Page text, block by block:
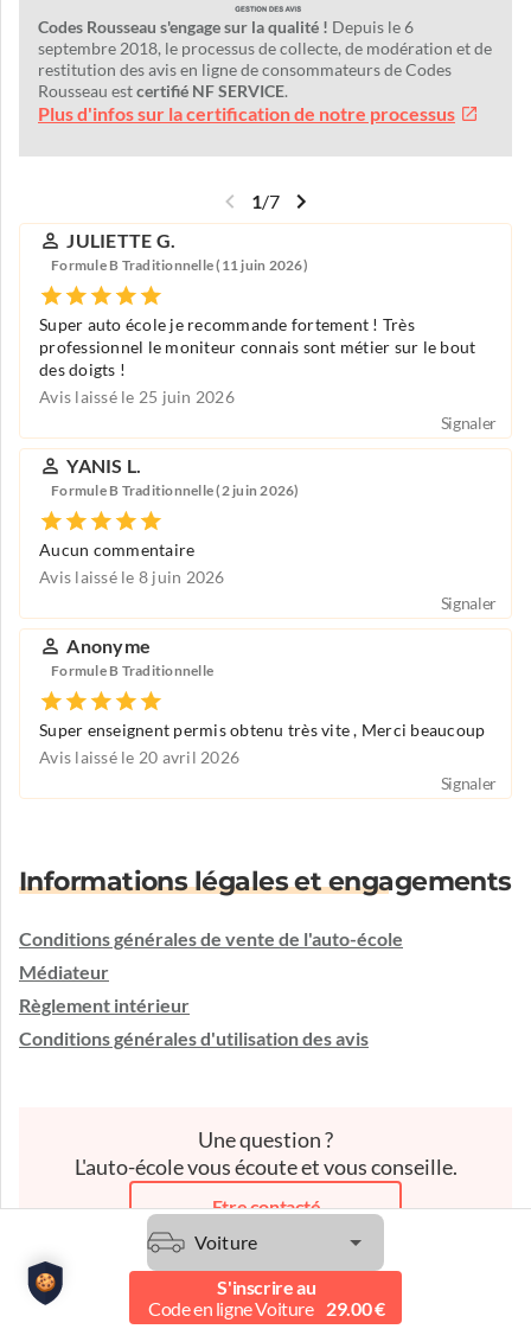
Codes Rousseau s'engage sur la qualité ! Depuis le 6
septembre 2018, le processus de collecte, de modération et de
restitution des avis en ligne de consommateurs de Codes
Rousseau estcertifié NF SERVICE.
Plus d'infos sur la certification de notre processus
1/7
JULIETTE G.
Formule B Traditionnelle (11 juin 2026)
Super auto école je recommande fortement ! Très
professionnel le moniteur connais sont métier sur le bout
des doigts !
Avis laissé le 25 juin 2026
Signaler
YANIS L.
Formule B Traditionnelle (2 juin 2026)
Aucun commentaire
Avis laissé le 8 juin 2026
Signaler
Anonyme
Formule B Traditionnelle
Super enseignent permis obtenu très vite , Merci beaucoup
Avis laissé le 20 avril 2026
Signaler
Informations légales et engagements
Conditions générales de vente de l'auto-école
Médiateur
Règlement intérieur
Conditions générales d'utilisation des avis
Une question ?
L'auto-école vous écoute et vous conseille.
Etre contacté
Voiture
S'inscrire au
Code en ligne Voiture
29.00 €